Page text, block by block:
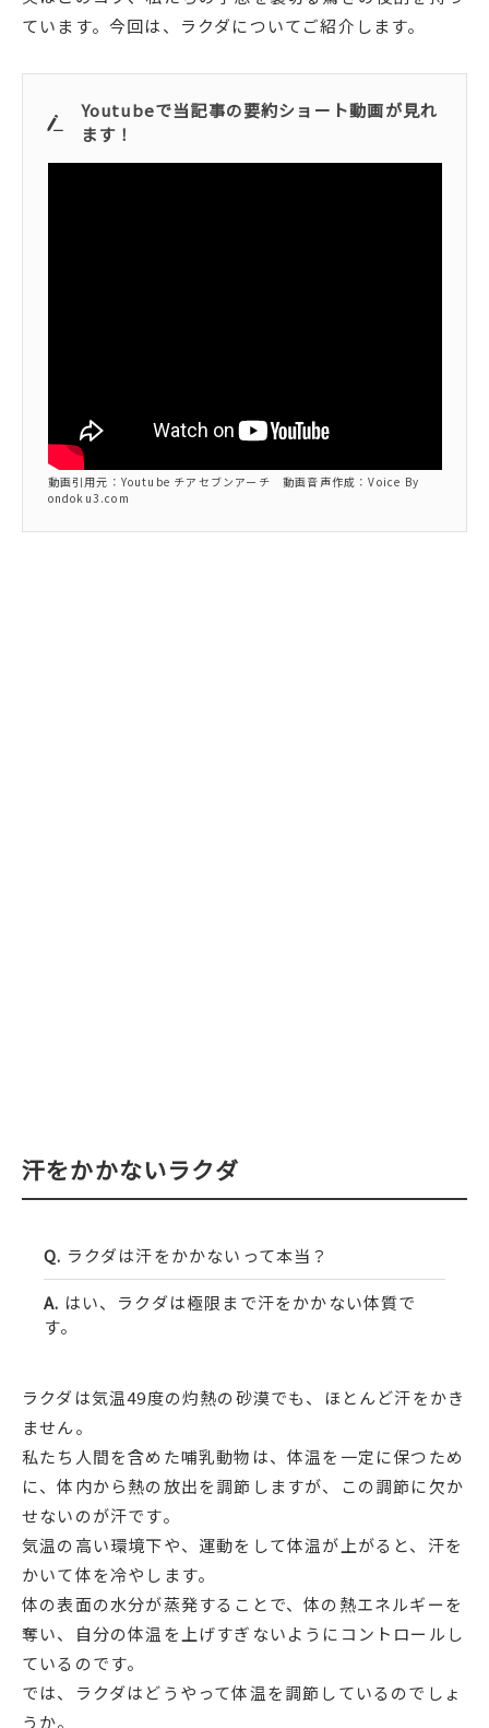
ています。今回は、ラクダについてご紹介します。
Youtubeで当記事の要約ショート動画が見れ
ます！
動画引用元：Youtube チアセブンアーチ 動画音声作成：Voice By
ondoku3.com
汗をかかないラクダ
ラクダは汗をかかないって本当？
はい、ラクダは極限まで汗をかかない体質で
す。
ラクダは気温49度の灼熱の砂漠でも、ほとんど汗をかき
ません。
私たち人間を含めた哺乳動物は、体温を一定に保つため
に、体内から熱の放出を調節しますが、この調節に欠か
せないのが汗です。
気温の高い環境下や、運動をして体温が上がると、汗を
かいて体を冷やします。
体の表面の水分が蒸発することで、体の熱エネルギーを
奪い、自分の体温を上げすぎないようにコントロールし
ているのです。
では、ラクダはどうやって体温を調節しているのでしょ
うか。